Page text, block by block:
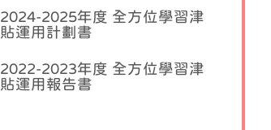
2024-2025年度 全方位學習津
貼運用計劃書
2022-2023年度 全方位學習津
貼運用報告書